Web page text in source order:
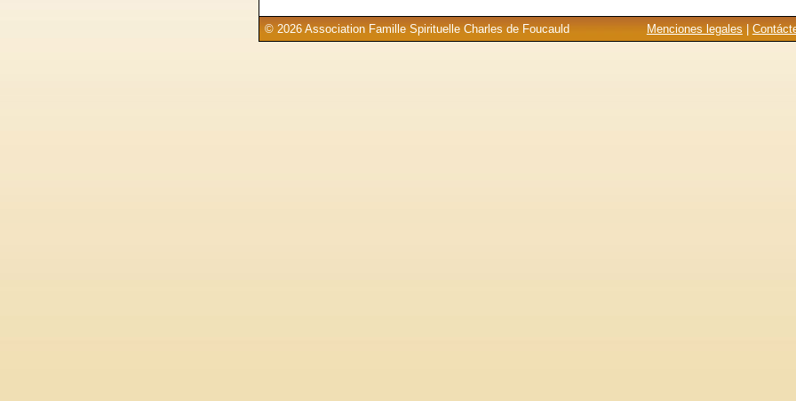
Menciones legales
© 2026 Association Famille Spirituelle Charles de Foucauld